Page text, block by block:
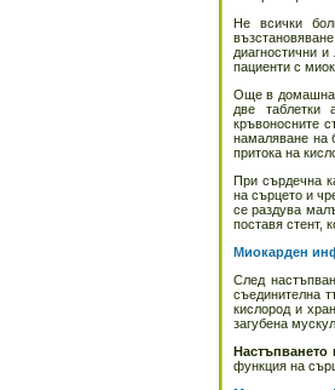
Не всички
диагностични
пациенти с
Още в домашна
две таблетки
кръвоносните
намаляване на
притока на
При сърдечна
на сърцето и
се раздува
поставя стент,
Миокарден
След
съединителна
кислород и
загубена
Настъпването
функция на